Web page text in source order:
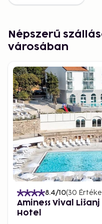
Népszerű
városában
8.4/10(30
Aminess Vival
Hotel